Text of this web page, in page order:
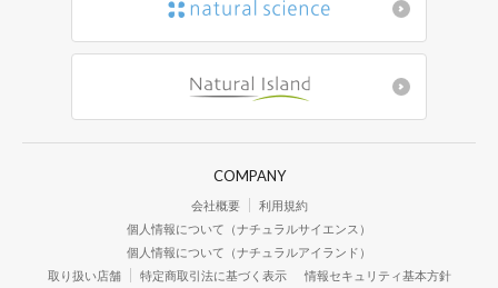
COMPANY
会社概要
利用規約
個人情報について（ナチュラルサイエンス）
個人情報について（ナチュラルアイランド）
取り扱い店舗
特定商取引法に基づく表示 情報セキュリティ基本方針